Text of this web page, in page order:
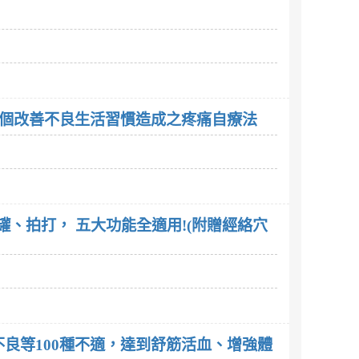
改善不良生活習慣造成之疼痛自療法
、拍打， 五大功能全適用!(附贈經絡穴
等100種不適，達到舒筋活血、增強體